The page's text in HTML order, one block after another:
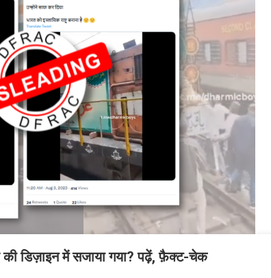
की डिज़ाइन में सजाया गया? पढ़ें, फ़ैक्ट-चेक